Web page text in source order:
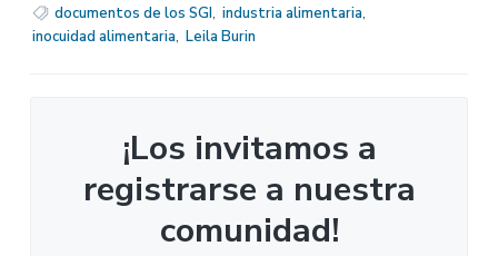
documentos de los SGI, industria alimentaria,
inocuidad alimentaria, Leila Burin
¡Los invitamos a
registrarse a nuestra
comunidad!